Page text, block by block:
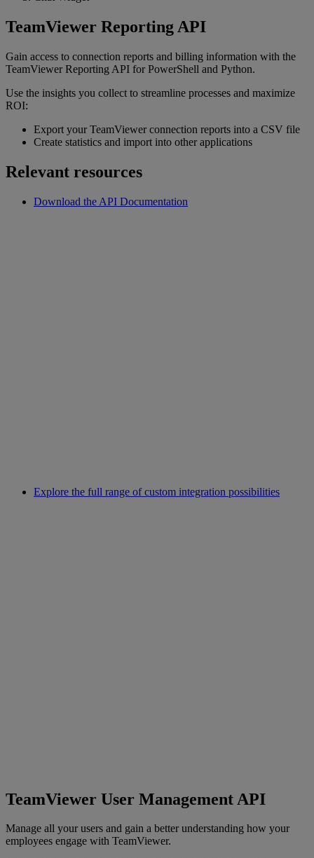
TeamViewer Reporting API
Gain access to connection reports and billing information with the
TeamViewer Reporting API for PowerShell and Python.
Use the insights you collect to streamline processes and maximize
ROI:
Export your TeamViewer connection reports into a CSV file
Create statistics and import into other applications
Relevant resources
Download the API Documentation
Explore the full range of custom integration possibilities
TeamViewer User Management API
Manage all your users and gain a better understanding how your
employees engage with TeamViewer.